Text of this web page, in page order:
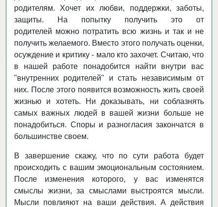
родителям. Хочет их любви, поддержки, заботы,
защиты. На попытку получить это от
родителей можно потратить всю жизнь и так и не
получить желаемого. Вместо этого получать оценки,
осуждение и критику - мало кто захочет. Считаю, что
в нашей работе понадобится найти внутри вас
"внутренних родителей" и стать независимым от
них. После этого появится возможность жить своей
жизнью и хотеть. Ни доказывать, ни соблазнять
самых важных людей в вашей жизни больше не
понадобиться. Споры и разногласия закончатся в
большинстве своем.
В завершение скажу, что по сути работа будет
происходить с вашим эмоциональным состоянием.
После изменения которого, у вас изменятся
смыслы жизни, за смыслами выстроятся мысли.
Мысли повлияют на ваши действия. А действия